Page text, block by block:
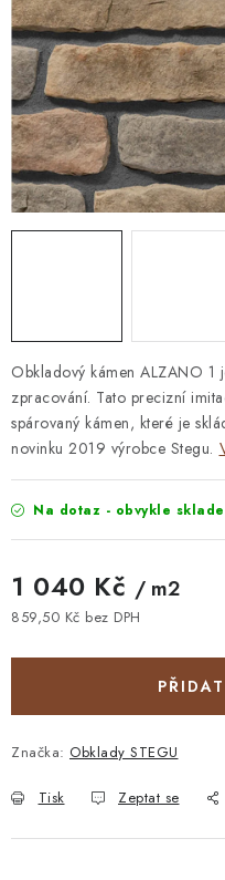
PLOTY
STAVEBNÍ CHEMIE
VZORKOVÉ OBKLADY
Obkladový kámen ALZANO 1
zpracování. Tato precizní
spárovaný kámen, které je
novinku 2019 výrobce Stegu.
Na dotaz - obvykle
1 040 Kč / m2
859,50 Kč bez DPH
Značka: Obklady STEGU
Tisk Zeptat se